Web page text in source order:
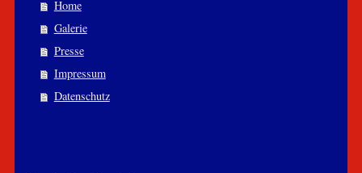
Home
Galerie
Presse
Impressum
Datenschutz